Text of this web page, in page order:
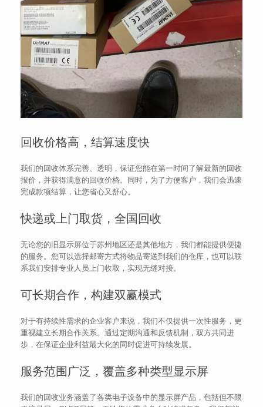
回收价格高，结算速度快
我们的回收体系完善、透明，保证您能在第一时间了解最新的回收
报价，并获得满意的回收价格。同时，为了方便客户，我们会迅速
完成款项结算，让您省心又舒心。
快递或上门取货，全国回收
无论您的旧显示屏位于苏州地区还是其他地方，我们都能提供便捷
的服务。您可以选择邮寄方式将物品寄送到我们的仓库，也可以联
系我们安排专业人员上门收取，实现无缝对接。
可长期合作，构建双赢模式
对于有持续性需求的企业客户来说，我们不仅提供一次性服务，更
重视建立长期合作关系。通过定期沟通和反馈机制，双方共同进
步，在保证企业利益最大化的同时促进可持续发展。
服务范围广泛，覆盖多种类型显示屏
我们的回收业务涵盖了各类电子设备中的显示屏产品，包括但不限